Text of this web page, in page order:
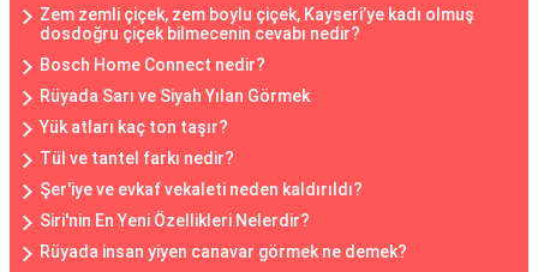
Zem zemli çiçek, zem boylu çiçek, Kayseri’ye kadı olmuş
dosdoğru çiçek bilmecenin cevabı nedir?
Bosch Home Connect nedir?
Rüyada Sarı ve Siyah Yılan Görmek
Yük atları kaç ton taşır?
Tül ve tantel farkı nedir?
Şer'iye ve evkaf vekaleti neden kaldırıldı?
Siri'nin En Yeni Özellikleri Nelerdir?
Rüyada insan yiyen canavar görmek ne demek?